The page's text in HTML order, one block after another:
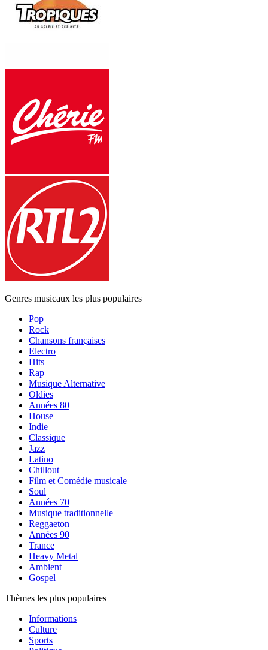
Genres musicaux les plus populaires
Pop
Rock
Chansons françaises
Electro
Hits
Rap
Musique Alternative
Oldies
Années 80
House
Indie
Classique
Jazz
Latino
Chillout
Film et Comédie musicale
Soul
Années 70
Musique traditionnelle
Reggaeton
Années 90
Trance
Heavy Metal
Ambient
Gospel
Thèmes les plus populaires
Informations
Culture
Sports